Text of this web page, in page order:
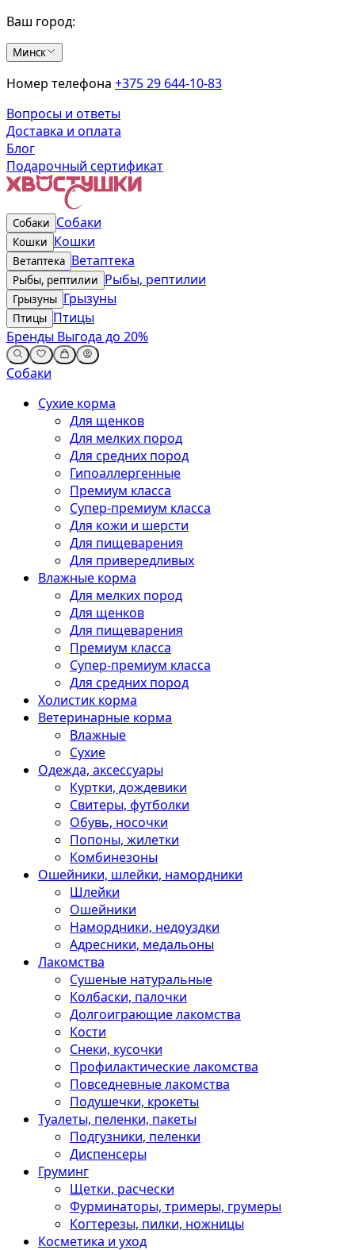
Ваш город:
Минск
Номер телефона +375 29 644-10-83
Вопросы и ответы
Доставка и оплата
Блог
Подарочный сертификат
Собаки Собаки
Кошки Кошки
Ветаптека Ветаптека
Рыбы, рептилии Рыбы, рептилии
Грызуны Грызуны
Птицы Птицы
Бренды Выгода до 20%
Собаки
Сухие корма
Для щенков
Для мелких пород
Для средних пород
Гипоаллергенные
Премиум класса
Супер-премиум класса
Для кожи и шерсти
Для пищеварения
Для привередливых
Влажные корма
Для мелких пород
Для щенков
Для пищеварения
Премиум класса
Супер-премиум класса
Для средних пород
Холистик корма
Ветеринарные корма
Влажные
Сухие
Одежда, аксессуары
Куртки, дождевики
Свитеры, футболки
Обувь, носочки
Попоны, жилетки
Комбинезоны
Ошейники, шлейки, намордники
Шлейки
Ошейники
Намордники, недоуздки
Адресники, медальоны
Лакомства
Сушеные натуральные
Колбаски, палочки
Долгоиграющие лакомства
Кости
Снеки, кусочки
Профилактические лакомства
Повседневные лакомства
Подушечки, крокеты
Туалеты, пеленки, пакеты
Подгузники, пеленки
Диспенсеры
Груминг
Щетки, расчески
Фурминаторы, тримеры, грумеры
Когтерезы, пилки, ножницы
Косметика и уход